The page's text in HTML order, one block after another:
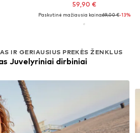
59,90 €
Paskutinė mažiausia kaina:69,00 €-13%
IR GERIAUSIUS PREKĖS ŽENKLUS
Juvelyriniai dirbiniai